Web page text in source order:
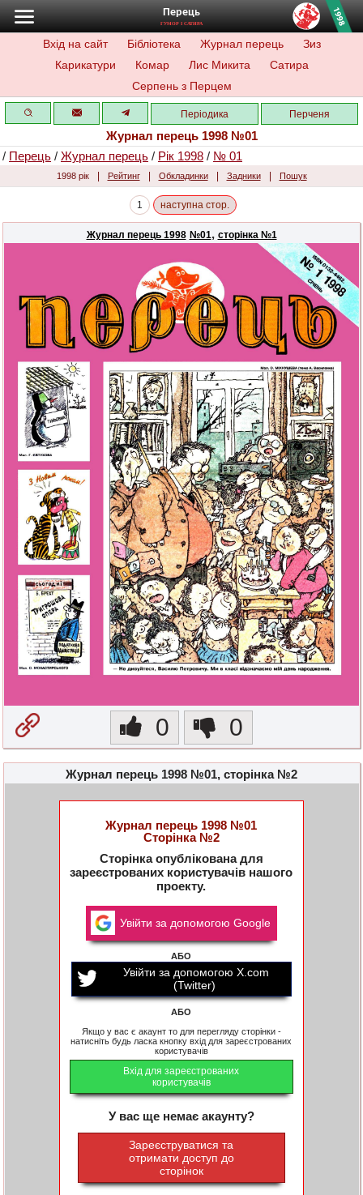
Перець
ГУМОР І САТИРА
Вхід на сайт Бібліотека Журнал перець
Зиз
Карикатури
Комар Лис Микита
Сатира
Серпень з Перцем
Періодика Перченя
Журнал перець 1998 №01
/ Перець / Журнал перець / Рік 1998 / № 01
1998 рік Рейтинг Обкладинки Задники Пошук
1 наступна стор.
Журнал перець 1998 №01, сторінка №1
0 0
Журнал перець 1998 №01, сторінка №2
Журнал перець 1998 №01
Сторінка №2
Сторінка опублікована для
зареєстрованих користувачів нашого
проекту.
Увійти за допомогою Google
АБО
Увійти за допомогою X.com
(Twitter)
АБО
Якщо у вас є акаунт то для перегляду сторінки -
натисніть будь ласка кнопку вхід для зареєстрованих
користувачів
Вхід для зареєстрованих
користувачів
У вас ще немає акаунту?
Зареєструватися та
отримати доступ до
сторінок